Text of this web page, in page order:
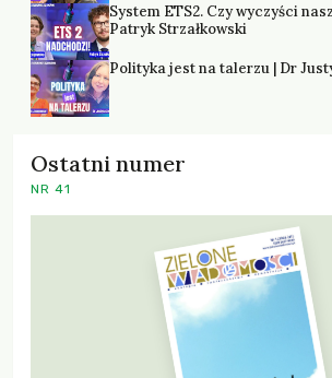
System ETS2. Czy wyczyści
Patryk Strzałkowski
Polityka jest na talerzu | Dr
Ostatni numer
NR 41